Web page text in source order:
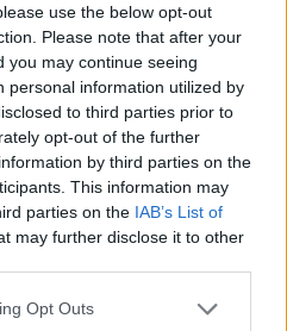
use the below opt-out
Please note that after your
you may continue seeing
personal information utilized by
to third parties prior to
opt-out of the further
by third parties on the
This information may
parties on the IAB’s List of
may further disclose it to other
app uses one or more Google
Opt Outs
#unseen
#state of play
5